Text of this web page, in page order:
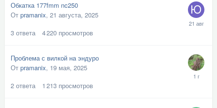
Обкатка 177fmm nc250
От pramanix, 21 августа, 2025
3 ответа 4 220 просмотров
Проблема с вилкой на эндуро
От pramanix, 19 мая, 2025
2 ответа 1 213 просмотров